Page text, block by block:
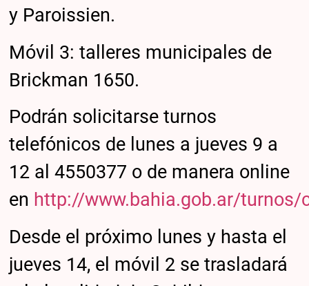
y Paroissien.
Móvil 3: talleres municipales de
Brickman 1650.
Podrán solicitarse turnos
telefónicos de lunes a jueves 9 a
12 al 4550377 o de manera online
en http://www.bahia.gob.ar/
Desde el próximo lunes y hasta el
jueves 14, el móvil 2 se trasladará